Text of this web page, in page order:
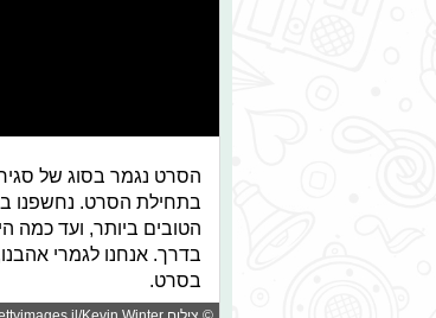
הסרט נגמר בסוג של
בתחילת הסרט. נחשפנו
הטובים ביותר, ועד כמה
בדרך. אנחנו לגמרי
בסרט.
© צילום Gettyimages.il/Kevin Winter